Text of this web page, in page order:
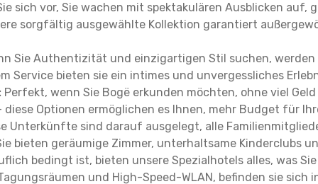
sich vor, Sie wachen mit spektakulären Ausblicken auf,
sorgfältig ausgewählte Kollektion garantiert
Sie Authentizität und einzigartigen Stil suchen,
Service bieten sie ein intimes und unvergessliches
Perfekt, wenn Sie Bogë erkunden möchten, ohne viel
Optionen ermöglichen es Ihnen, mehr Budget für
Unterkünfte sind darauf ausgelegt, alle
bieten geräumige Zimmer, unterhaltsame Kinderclubs
bedingt ist, bieten unsere Spezialhotels alles, was
und High-Speed-WLAN, befinden sie sich